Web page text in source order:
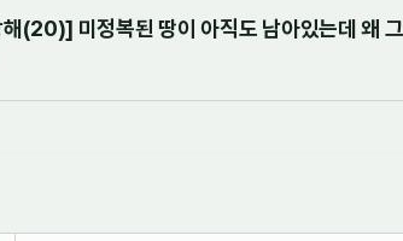
(20)] 미정복된 땅이 아직도 남아있는데 왜